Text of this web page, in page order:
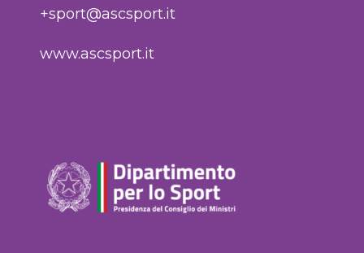
+sport@ascsport.it
www.ascsport.it